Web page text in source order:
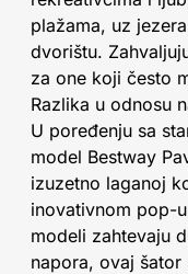
plažama, uz
dvorištu.
za one koji često
Razlika u odnosu
U poređenju sa
model Bestway
izuzetno laganoj
inovativnom pop-
modeli zahtevaju
napora, ovaj šator